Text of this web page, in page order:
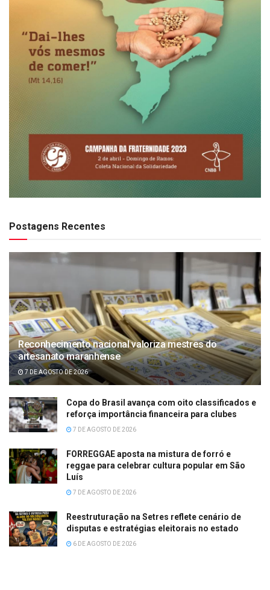
Postagens Recentes
Reconhecimento nacional valoriza mestres do
artesanato maranhense
7 DE AGOSTO DE 2026
Copa do Brasil avança com oito classificados e
reforça importância financeira para clubes
7 DE AGOSTO DE 2026
FORREGGAE aposta na mistura de forró e
reggae para celebrar cultura popular em São
Luís
7 DE AGOSTO DE 2026
Reestruturação na Setres reflete cenário de
disputas e estratégias eleitorais no estado
6 DE AGOSTO DE 2026